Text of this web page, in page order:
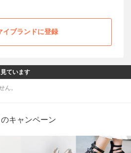
イブランドに登録
ています
ん。
キャンペーン